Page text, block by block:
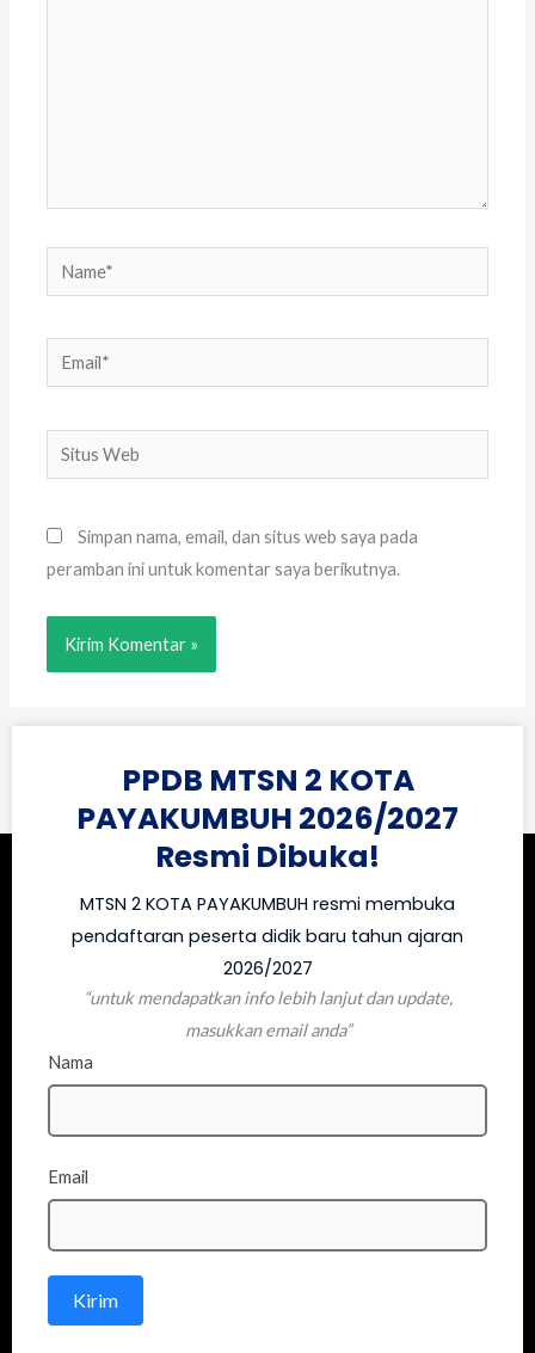
Name*
Email*
Situs
Web
Simpan nama, email, dan situs web saya pada
peramban ini untuk komentar saya berikutnya.
PPDB MTSN 2 KOTA
PAYAKUMBUH 2026/2027
Resmi Dibuka!
MTSN 2 KOTA PAYAKUMBUH resmi membuka
pendaftaran peserta didik baru tahun ajaran
2026/2027
“untuk mendapatkan info lebih lanjut dan update,
masukkan email anda”
Nama
Email
Kirim